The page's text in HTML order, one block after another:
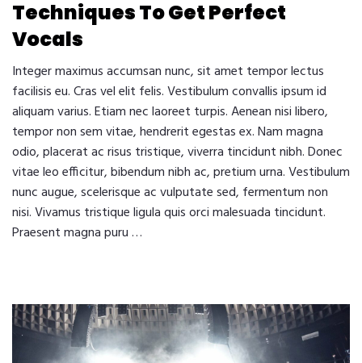
Techniques To Get Perfect
Vocals
Integer maximus accumsan nunc, sit amet tempor lectus
facilisis eu. Cras vel elit felis. Vestibulum convallis ipsum id
aliquam varius. Etiam nec laoreet turpis. Aenean nisi libero,
tempor non sem vitae, hendrerit egestas ex. Nam magna
odio, placerat ac risus tristique, viverra tincidunt nibh. Donec
vitae leo efficitur, bibendum nibh ac, pretium urna. Vestibulum
nunc augue, scelerisque ac vulputate sed, fermentum non
nisi. Vivamus tristique ligula quis orci malesuada tincidunt.
Praesent magna puru …